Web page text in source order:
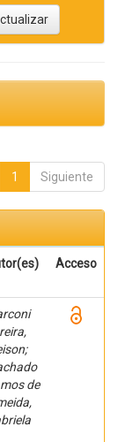
1 Siguiente
Acceso
de